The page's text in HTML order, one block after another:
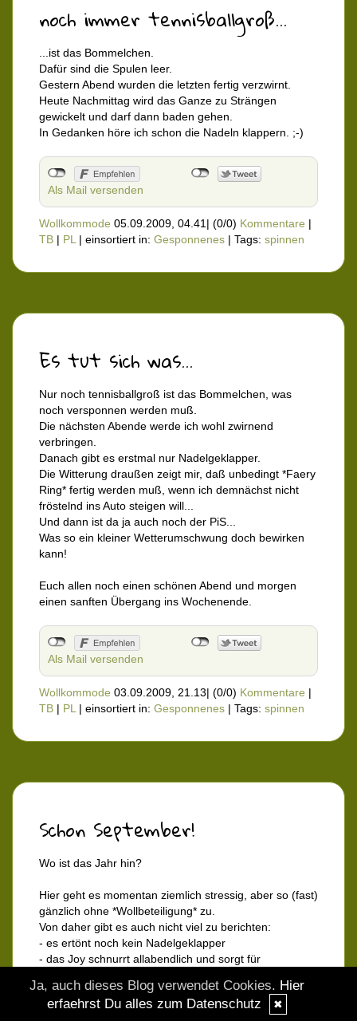
noch immer tennisballgroß...
...ist das Bommelchen.
Dafür sind die Spulen leer.
Gestern Abend wurden die letzten fertig verzwirnt.
Heute Nachmittag wird das Ganze zu Strängen
gewickelt und darf dann baden gehen.
In Gedanken höre ich schon die Nadeln klappern. ;-)
Als Mail versenden
Wollkommode 05.09.2009, 04.41 | (0/0) Kommentare |
TB | PL | einsortiert in: Gesponnenes | Tags: spinnen
Es tut sich was...
Nur noch tennisballgroß ist das Bommelchen, was
noch versponnen werden muß.
Die nächsten Abende werde ich wohl zwirnend
verbringen.
Danach gibt es erstmal nur Nadelgeklapper.
Die Witterung draußen zeigt mir, daß unbedingt *Faery
Ring* fertig werden muß, wenn ich demnächst nicht
fröstelnd ins Auto steigen will...
Und dann ist da ja auch noch der PiS...
Was so ein kleiner Wetterumschwung doch bewirken
kann!
Euch allen noch einen schönen Abend und morgen
einen sanften Übergang ins Wochenende.
Als Mail versenden
Wollkommode 03.09.2009, 21.13| (0/0) Kommentare |
TB | PL | einsortiert in: Gesponnenes | Tags: spinnen
Schon September!
Wo ist das Jahr hin?
Hier geht es momentan ziemlich stressig, aber so (fast)
gänzlich ohne *Wollbeteiligung* zu.
Von daher gibt es auch nicht viel zu berichten:
- es ertönt noch kein Nadelgeklapper
- das Joy schnurrt allabendlich und sorgt für
- ohne die Hilfe meines Lieblingswikis würden wir hier
unter Wäschebergen und Staubschichten
Ja, auch dieses Blog verwendet Cookies. Hier
erfaehrst Du alles zum Datenschutz
✖